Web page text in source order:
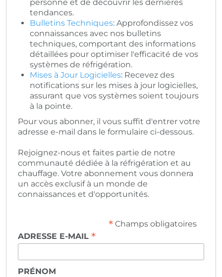
personne et de découvrir les dernières
tendances.
Bulletins Techniques: Approfondissez vos
connaissances avec nos bulletins
techniques, comportant des informations
détaillées pour optimiser l'efficacité de vos
systèmes de réfrigération.
Mises à Jour Logicielles: Recevez des
notifications sur les mises à jour logicielles,
assurant que vos systèmes soient toujours
à la pointe.
Pour vous abonner, il vous suffit d'entrer votre
adresse e-mail dans le formulaire ci-dessous.
Rejoignez-nous et faites partie de notre
communauté dédiée à la réfrigération et au
chauffage. Votre abonnement vous donnera
un accès exclusif à un monde de
connaissances et d'opportunités.
*Champs obligatoires
ADRESSE E-MAIL *
PRÉNOM